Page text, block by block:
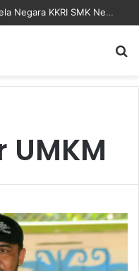
Lanal Sangatta Buka Pelatihan Bela Negara KKRI SMK Negeri 2 Bontang